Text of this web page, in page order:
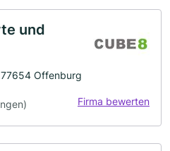
und
Offenburg
Firma bewerten